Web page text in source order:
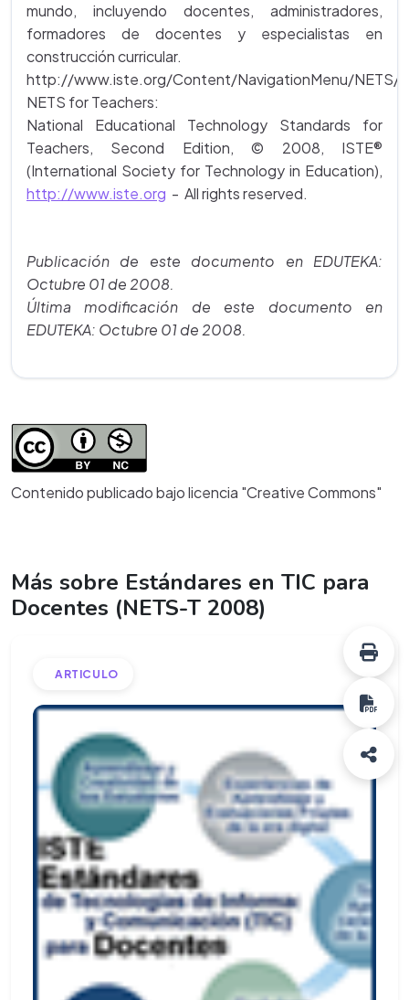
mundo, incluyendo docentes, administradores,
formadores de docentes y especialistas en
construcción curricular.
http://www.iste.org/Content/NavigationMenu/NETS/
NETS for Teachers:
National Educational Technology Standards for
Teachers, Second Edition, © 2008, ISTE®
(International Society for Technology in Education),
http://www.iste.org - All rights reserved.
Publicación de este documento en EDUTEKA:
Octubre 01 de 2008.
Última modificación de este documento en
EDUTEKA: Octubre 01 de 2008.
Contenido publicado bajo licencia "Creative Commons"
Más sobre Estándares en TIC para
Docentes (NETS-T 2008)
ARTICULO